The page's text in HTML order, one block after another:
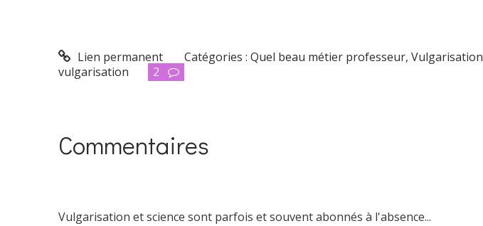
Lien permanent Catégories :Quel beau métier professeur,Vulgarisation
vulgarisation
2
Commentaires
Vulgarisation et science sont parfois et souvent abonnés à l'absence...